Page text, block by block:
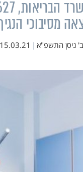
הנגיף חצה
ב' ניסן התשפ"א |
15.03.21